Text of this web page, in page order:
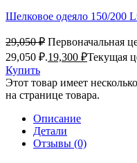
Шелковое одеяло 150/200
29,050₽ Первоначальная
29,050 ₽.19,300 ₽Текущая
Купить
Этот товар имеет
на странице товара.
Описание
Детали
Отзывы (0)